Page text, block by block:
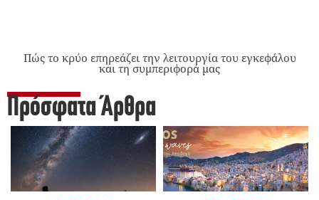
Πώς το κρύο επηρεάζει την λειτουργία του εγκεφάλου
και τη συμπεριφορά μας
Πρόσφατα Άρθρα